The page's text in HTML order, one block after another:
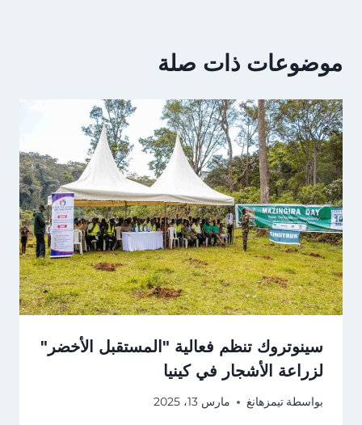
موضوعات ذات صلة
سينوتروك تنظم فعالية "المستقبل الأخضر"
لزراعة الأشجار في كينيا
بواسطة تيمزهانغ مارس 13، 2025